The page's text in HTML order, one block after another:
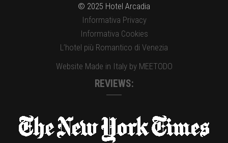
© 2025 Hotel Arcadia
Informativa Privacy
Informativa Cookies
L’hotel più Romantico di Venezia
Website Made in Italy by MEETODO
REVIEWS: